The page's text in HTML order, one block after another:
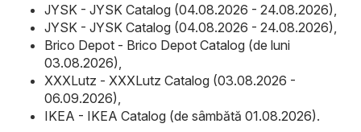
JYSK - JYSK Catalog (04.08.2026 - 24.08.2026)
JYSK - JYSK Catalog (04.08.2026 - 24.08.2026)
Brico Depot - Brico Depot Catalog (de luni
03.08.2026)
XXXLutz - XXXLutz Catalog (03.08.2026 -
06.09.2026)
IKEA - IKEA Catalog (de sâmbătă 01.08.2026).